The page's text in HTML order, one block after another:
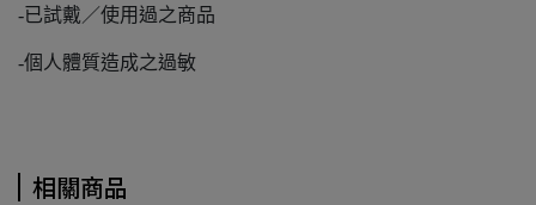
-已試戴／使用過之商品
-個人體質造成之過敏
相關商品